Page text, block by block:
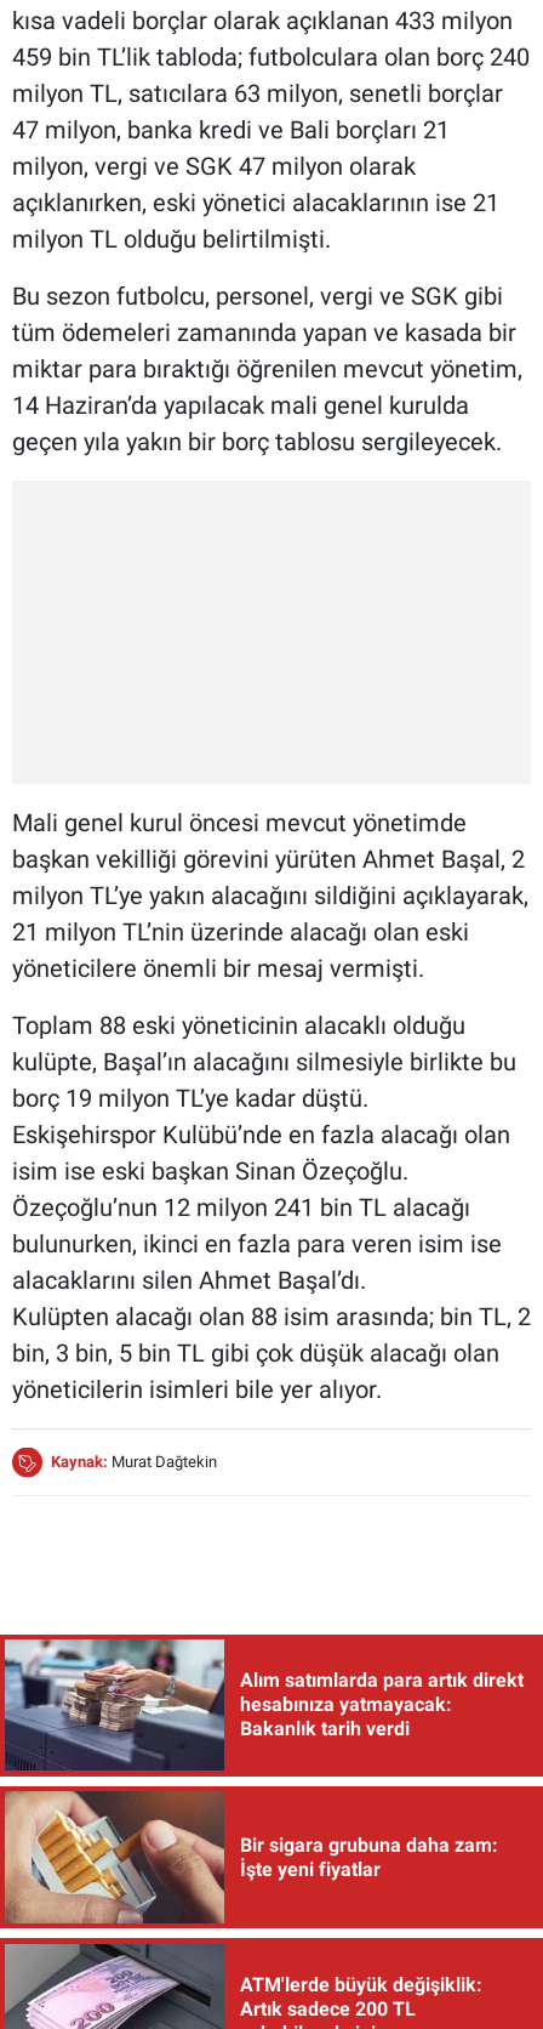
kısa vadeli borçlar olarak açıklanan 433 milyon
459 bin TL’lik tabloda; futbolculara olan borç 240
milyon TL, satıcılara 63 milyon, senetli borçlar
47 milyon, banka kredi ve Bali borçları 21
milyon, vergi ve SGK 47 milyon olarak
açıklanırken, eski yönetici alacaklarının ise 21
milyon TL olduğu belirtilmişti.
Bu sezon futbolcu, personel, vergi ve SGK gibi
tüm ödemeleri zamanında yapan ve kasada bir
miktar para bıraktığı öğrenilen mevcut yönetim,
14 Haziran’da yapılacak mali genel kurulda
geçen yıla yakın bir borç tablosu sergileyecek.
Mali genel kurul öncesi mevcut yönetimde
başkan vekilliği görevini yürüten Ahmet Başal, 2
milyon TL’ye yakın alacağını sildiğini açıklayarak,
21 milyon TL’nin üzerinde alacağı olan eski
yöneticilere önemli bir mesaj vermişti.
Toplam 88 eski yöneticinin alacaklı olduğu
kulüpte, Başal’ın alacağını silmesiyle birlikte bu
borç 19 milyon TL’ye kadar düştü.
Eskişehirspor Kulübü’nde en fazla alacağı olan
isim ise eski başkan Sinan Özeçoğlu.
Özeçoğlu’nun 12 milyon 241 bin TL alacağı
bulunurken, ikinci en fazla para veren isim ise
alacaklarını silen Ahmet Başal’dı.
Kulüpten alacağı olan 88 isim arasında; bin TL, 2
bin, 3 bin, 5 bin TL gibi çok düşük alacağı olan
yöneticilerin isimleri bile yer alıyor.
Kaynak: Murat Dağtekin
Alım satımlarda para artık direkt
hesabınıza yatmayacak:
Bakanlık tarih verdi
Bir sigara grubuna daha zam:
İşte yeni fiyatlar
ATM'lerde büyük değişiklik:
Artık sadece 200 TL